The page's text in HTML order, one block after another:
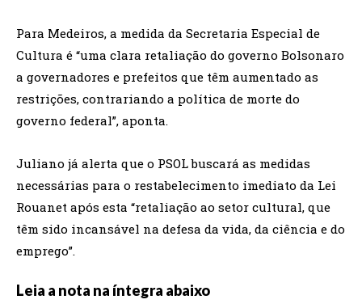
Para Medeiros, a medida da Secretaria Especial de
Cultura é “uma clara retaliação do governo Bolsonaro
a governadores e prefeitos que têm aumentado as
restrições, contrariando a política de morte do
governo federal”, aponta.
Juliano já alerta que o PSOL buscará as medidas
necessárias para o restabelecimento imediato da Lei
Rouanet após esta “retaliação ao setor cultural, que
têm sido incansável na defesa da vida, da ciência e do
emprego”.
Leia a nota na íntegra abaixo